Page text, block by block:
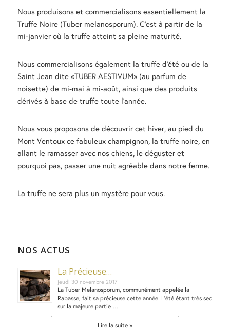
Nous produisons et commercialisons essentiellement la
Truffe Noire (Tuber melanosporum). C'est à partir de la
mi-janvier où la truffe atteint sa pleine maturité.
Nous commercialisons également la truffe d’été ou de la
Saint Jean dite «TUBER AESTIVUM» (au parfum de
noisette) de mi-mai à mi-août, ainsi que des produits
dérivés à base de truffe toute l’année.
Nous vous proposons de découvrir cet hiver, au pied du
Mont Ventoux ce fabuleux champignon, la truffe noire, en
allant le ramasser avec nos chiens, le déguster et
pourquoi pas, passer une nuit agréable dans notre ferme.
La truffe ne sera plus un mystère pour vous.
NOS ACTUS
La Précieuse…
jeudi 30 novembre 2017
La Tuber Melanosporum, communément appelée la
Rabasse, fait sa précieuse cette année. L’été étant très sec
sur la majeure partie …
Lire la suite »